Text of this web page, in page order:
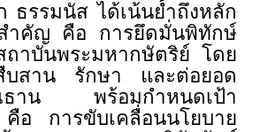
รรมนัส ได้เน้นย้ำถึงหลัก
ำคัญ คือ การยึดมั่นพิทักษ์
ถาบันพระมหากษัตริย์ โดย
บสาน รักษา และต่อยอด
ธาน พร้อมกำหนดเป้า
อ การขับเคลื่อนนโยบาย